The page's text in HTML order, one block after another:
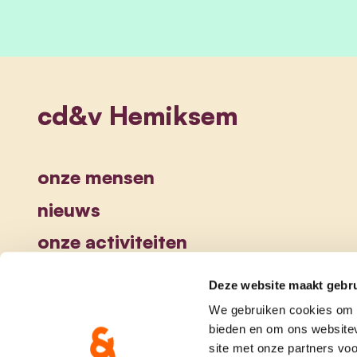
Deze website maakt
We gebruiken cookies
bieden en om ons
site met onze partners
cd&v Hemiksem
onze mensen
nieuws
onze activiteiten